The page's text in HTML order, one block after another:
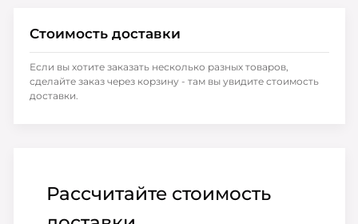
Рассчитайте стоимость
Стоимость доставки
Если вы хотите заказать несколько разных товаров,
сделайте заказ через корзину - там вы увидите стоимость
доставки.